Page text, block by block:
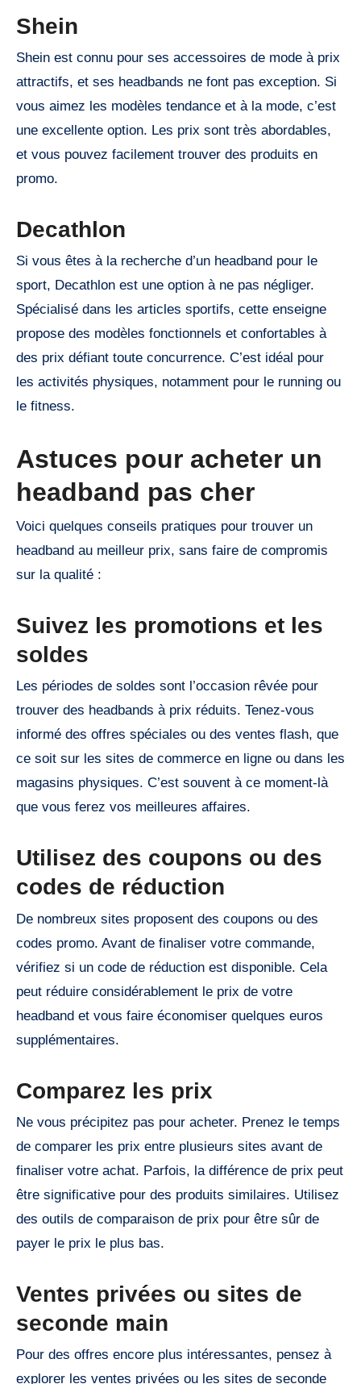
Shein
Shein est connu pour ses accessoires de mode à prix
attractifs, et ses headbands ne font pas exception. Si
vous aimez les modèles tendance et à la mode, c’est
une excellente option. Les prix sont très abordables,
et vous pouvez facilement trouver des produits en
promo.
Decathlon
Si vous êtes à la recherche d’un headband pour le
sport, Decathlon est une option à ne pas négliger.
Spécialisé dans les articles sportifs, cette enseigne
propose des modèles fonctionnels et confortables à
des prix défiant toute concurrence. C’est idéal pour
les activités physiques, notamment pour le running ou
le fitness.
Astuces pour acheter un
headband pas cher
Voici quelques conseils pratiques pour trouver un
headband au meilleur prix, sans faire de compromis
sur la qualité :
Suivez les promotions et les
soldes
Les périodes de soldes sont l’occasion rêvée pour
trouver des headbands à prix réduits. Tenez-vous
informé des offres spéciales ou des ventes flash, que
ce soit sur les sites de commerce en ligne ou dans les
magasins physiques. C’est souvent à ce moment-là
que vous ferez vos meilleures affaires.
Utilisez des coupons ou des
codes de réduction
De nombreux sites proposent des coupons ou des
codes promo. Avant de finaliser votre commande,
vérifiez si un code de réduction est disponible. Cela
peut réduire considérablement le prix de votre
headband et vous faire économiser quelques euros
supplémentaires.
Comparez les prix
Ne vous précipitez pas pour acheter. Prenez le temps
de comparer les prix entre plusieurs sites avant de
finaliser votre achat. Parfois, la différence de prix peut
être significative pour des produits similaires. Utilisez
des outils de comparaison de prix pour être sûr de
payer le prix le plus bas.
Ventes privées ou sites de
seconde main
Pour des offres encore plus intéressantes, pensez à
explorer les ventes privées ou les sites de seconde